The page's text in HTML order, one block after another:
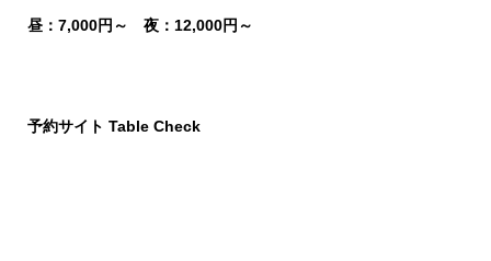
昼：7,000円～ 夜：12,000円～
予約サイト Table Check